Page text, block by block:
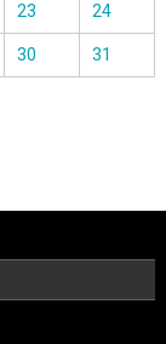
23 24
30 31